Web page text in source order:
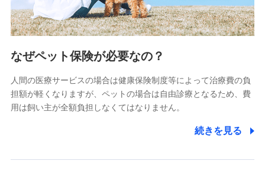
2.共同募集を行う代理店から受領する個人情報
郵便、電話、およびＥメール等により、当社と取引のあるも
しくは委託を受けている保険会社・提携会社の保険その他に
た維持管理等の委託業務遂行のため、またそれらに付帯、関
連する当社および提携会社のサービスを案内、提供するため
（なお、当社は複数の保険会社と取引があり、取得した個人
情報を取引のある他の保険会社の商品・サービスをご提案す
るために利用させていただくことがあります。）
上記に係る連絡・手続き・管理等付帯業務を行うため
なぜペット保険が必要なの？
人間の医療サービスの場合は健康保険制度等によって治療費の負
担額が軽くなりますが、ペットの場合は自由診療となるため、費
用は飼い主が全額負担しなくてはなりません。
続きを見る